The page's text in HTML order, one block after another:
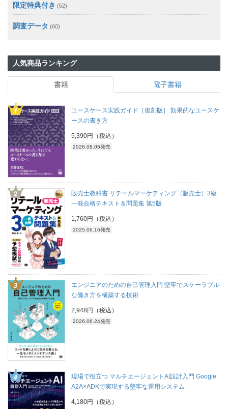
限定特典付き (52)
調査データ (60)
人気商品ランキング
書籍 電子書籍
ユースケース実践ガイド［復刻版］ 効果的なユースケ
ースの書き方
5,390円（税込）
2026.08.05発売
販売士教科書 リテールマーケティング（販売士）3級
一発合格テキスト＆問題集 第5版
1,760円（税込）
2025.06.16発売
エンジニアのための自己管理入門 堅牢でスケーラブル
な働き方を構築する技術
2,948円（税込）
2026.06.24発売
現場で役立つ マルチエージェントAI設計入門 Google
A2A×ADKで実現する堅牢な運用システム
4,180円（税込）